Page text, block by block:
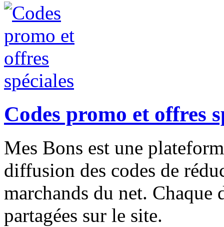
Codes promo et offres
Mes Bons est une
diffusion des codes de
marchands du net. Chaque
partagées sur le site.